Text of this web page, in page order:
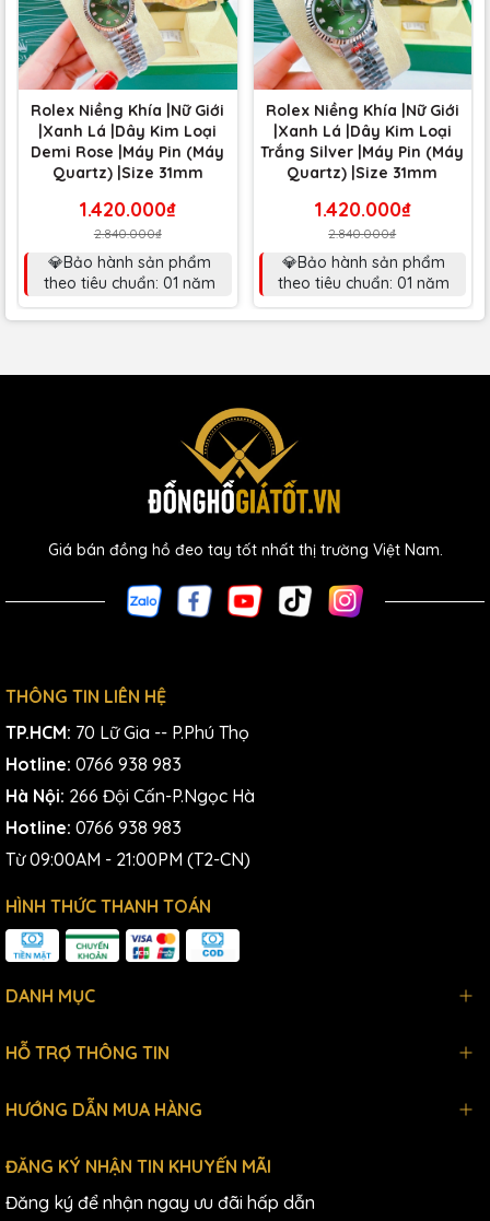
Rolex Niềng Khía |Nữ Giới
|Xanh Lá |Dây Kim Loại
Demi Rose |Máy Pin (Máy
Quartz) |Size 31mm
1.420.000₫
2.840.000₫
💎Bảo hành sản phẩm
theo tiêu chuẩn: 01 năm
Rolex Niềng Khía |Nữ Giới
|Xanh Lá |Dây Kim Loại
Trắng Silver |Máy Pin (Máy
Quartz) |Size 31mm
1.420.000₫
2.840.000₫
💎Bảo hành sản phẩm
theo tiêu chuẩn: 01 năm
Giá bán đồng hồ đeo tay tốt nhất thị trường Việt Nam.
THÔNG TIN LIÊN HỆ
TP.HCM: 70 Lữ Gia -- P.Phú Thọ
Hotline: 0766 938 983
Hà Nội: 266 Đội Cấn-P.Ngọc Hà
Hotline: 0766 938 983
Từ 09:00AM - 21:00PM (T2-CN)
HÌNH THỨC THANH TOÁN
DANH MỤC
HỖ TRỢ THÔNG TIN
HƯỚNG DẪN MUA HÀNG
ĐĂNG KÝ NHẬN TIN KHUYẾN MÃI
Đăng ký để nhận ngay ưu đãi hấp dẫn